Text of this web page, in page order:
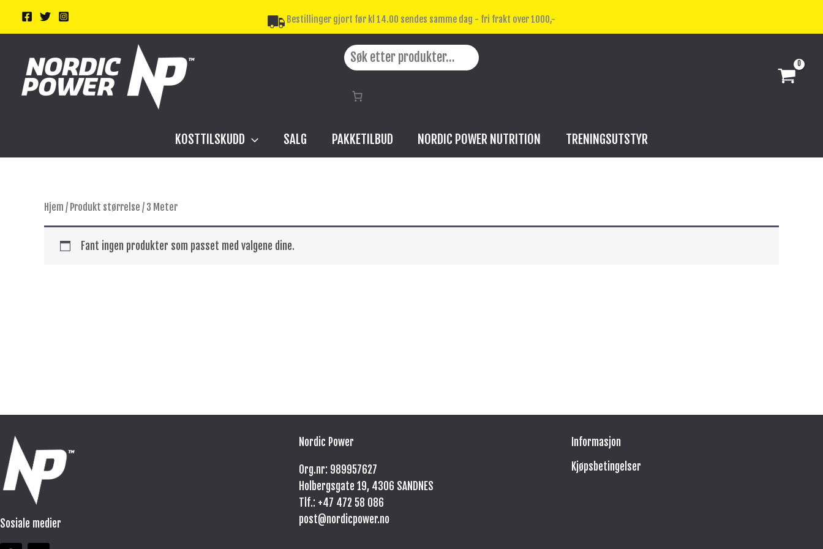
innholdet
Bestillinger gjort før kl 14.00 sendes samme dag - fri frakt over 1000,-
KOSTTILSKUDD SALG PAKKETILBUD NORDIC POWER NUTRITION TRENINGSUTSTYR
Hjem / Produkt størrelse / 3 Meter
Fant ingen produkter som passet med valgene dine.
Sosiale medier
Nordic Power
Org.nr: 989957627
Holbergsgate 19, 4306 SANDNES
Tlf.: +47 472 58 086
post@nordicpower.no
Informasjon
Kjøpsbetingelser